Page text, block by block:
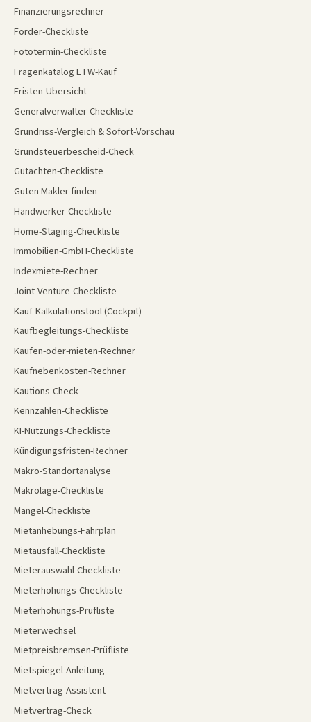
Finanzierungsrechner
Förder-Checkliste
Fototermin-Checkliste
Fragenkatalog ETW-Kauf
Fristen-Übersicht
Generalverwalter-Checkliste
Grundriss-Vergleich & Sofort-Vorschau
Grundsteuerbescheid-Check
Gutachten-Checkliste
Guten Makler finden
Handwerker-Checkliste
Home-Staging-Checkliste
Immobilien-GmbH-Checkliste
Indexmiete-Rechner
Joint-Venture-Checkliste
Kauf-Kalkulationstool (Cockpit)
Kaufbegleitungs-Checkliste
Kaufen-oder-mieten-Rechner
Kaufnebenkosten-Rechner
Kautions-Check
Kennzahlen-Checkliste
KI-Nutzungs-Checkliste
Kündigungsfristen-Rechner
Makro-Standortanalyse
Makrolage-Checkliste
Mängel-Checkliste
Mietanhebungs-Fahrplan
Mietausfall-Checkliste
Mieterauswahl-Checkliste
Mieterhöhungs-Checkliste
Mieterhöhungs-Prüfliste
Mieterwechsel
Mietpreisbremsen-Prüfliste
Mietspiegel-Anleitung
Mietvertrag-Assistent
Mietvertrag-Check